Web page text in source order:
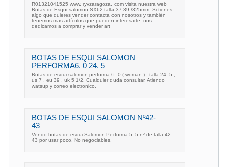
R01321041525 www. ryvzaragoza. com visita nuestra web
Botas de Esqui salomon SX62 talla 37-39 /325mm. Si tienes
algo que quieres vender contacta con nosotros y también
tenemos mas artículos que pueden interesarte, nos
dedicamos a comprar y vender art
BOTAS DE ESQUI SALOMON
PERFORMA6. 0 24. 5
Botas de esqui salomon performa 6. 0 ( woman ) , talla 24. 5 ,
us 7 , eu 39 , uk 5 1/2. Cualquier duda consultar. Atiendo
watsup y correo electronico.
BOTAS DE ESQUI SALOMON Nº42-
43
Vendo botas de esqui Salomon Performa 5. 5 nº de talla 42-
43 por usar poco. No negociables.